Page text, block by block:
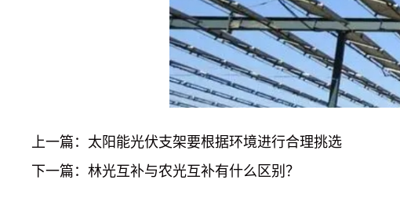
上一篇：太阳能光伏支架要根据环境进行合理挑选
下一篇：林光互补与农光互补有什么区别？